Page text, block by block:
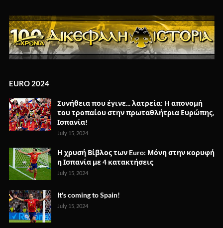
EURO 2024
Συνήθεια που έγινε... λατρεία: H απονομή
του τροπαίου στην πρωταθλήτρια Ευρώπης,
Ισπανία!
July 15, 2024
Η χρυσή Βίβλος των Euro: Μόνη στην κορυφή
η Ισπανία με 4 κατακτήσεις
July 15, 2024
It's coming to Spain!
July 15, 2024